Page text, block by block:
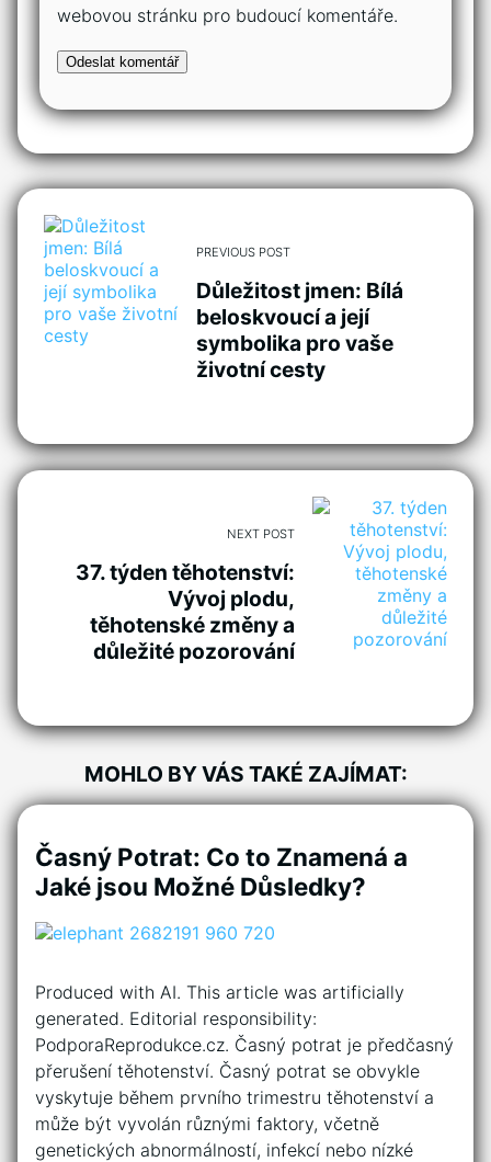
webovou stránku pro budoucí komentáře.
PREVIOUS POST
Důležitost jmen: Bílá
beloskvoucí a její
symbolika pro vaše
životní cesty
NEXT POST
37. týden těhotenství:
Vývoj plodu,
těhotenské změny a
důležité pozorování
MOHLO BY VÁS TAKÉ ZAJÍMAT:
Časný Potrat: Co to Znamená a
Jaké jsou Možné Důsledky?
Produced with AI. This article was artificially
generated. Editorial responsibility:
PodporaReprodukce.cz. Časný potrat je předčasný
přerušení těhotenství. Časný potrat se obvykle
vyskytuje během prvního trimestru těhotenství a
může být vyvolán různými faktory, včetně
genetických abnormálností, infekcí nebo nízké